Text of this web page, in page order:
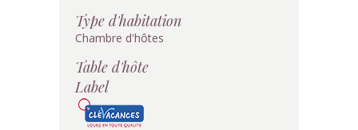
Type d'habitation
Chambre d'hôtes
Table d'hôte
Label